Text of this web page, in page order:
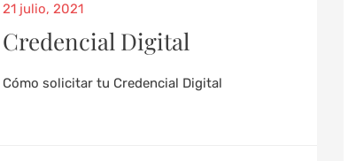
21 julio, 2021
Credencial Digital
Cómo solicitar tu Credencial Digital